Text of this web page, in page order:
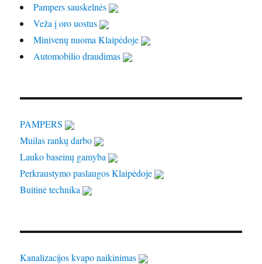
Pampers sauskelnės
Veža į oro uostus
Minivenų nuoma Klaipėdoje
Automobilio draudimas
PAMPERS
Muilas rankų darbo
Lauko baseinų gamyba
Perkraustymo paslaugos Klaipėdoje
Buitinė technika
Kanalizacijos kvapo naikinimas